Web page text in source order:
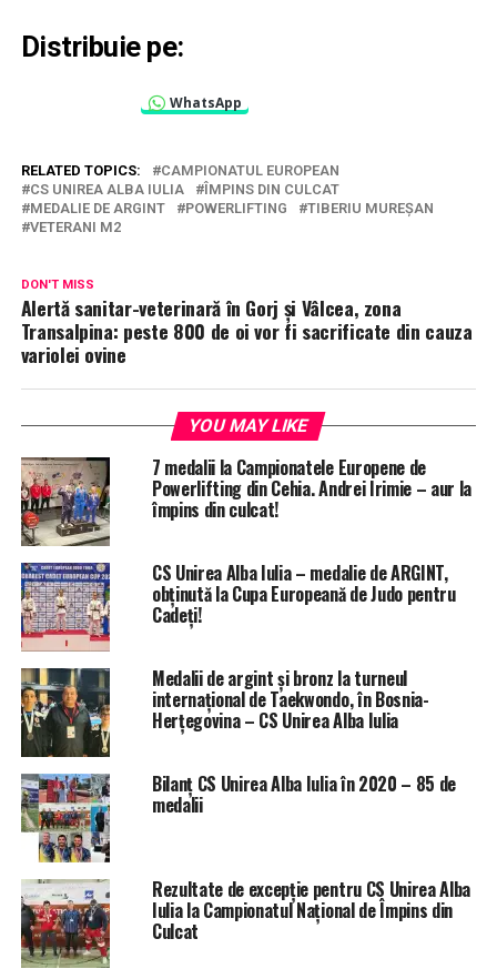
Distribuie pe:
WhatsApp
RELATED TOPICS:
CAMPIONATUL EUROPEAN
CS UNIREA ALBA IULIA
ÎMPINS DIN CULCAT
MEDALIE DE ARGINT
POWERLIFTING
TIBERIU MUREȘAN
VETERANI M2
DON'T MISS
Alertă sanitar-veterinară în Gorj și Vâlcea, zona
Transalpina: peste 800 de oi vor fi sacrificate din cauza
variolei ovine
YOU MAY LIKE
7 medalii la Campionatele Europene de
Powerlifting din Cehia. Andrei Irimie – aur la
împins din culcat!
CS Unirea Alba Iulia – medalie de ARGINT,
obținută la Cupa Europeană de Judo pentru
Cadeți!
Medalii de argint și bronz la turneul
internațional de Taekwondo, în Bosnia-
Herțegovina – CS Unirea Alba Iulia
Bilanț CS Unirea Alba Iulia în 2020 – 85 de
medalii
Rezultate de excepție pentru CS Unirea Alba
Iulia la Campionatul Național de Împins din
Culcat